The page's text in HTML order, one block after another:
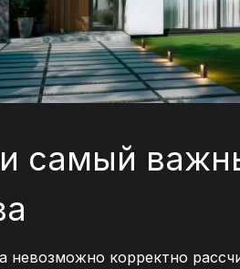
самый
невозможно корректно